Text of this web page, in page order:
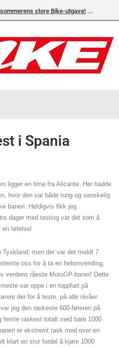
store Bike-utgave!
i Spania
ligger en time fra Alicante. Her hadde
hvor den var både tung og vanskelig
banen. Heldigvis fikk jeg
dager med testing var det som å
en følelse!
men der var det meldt 7
oss for å ta en helomvending,
verdens råeste MotoGP-baner! Dette
var oppe i en toppfart på
der for å teste, på alle nivåer.
jeg den raskeste 600-føreren på
femte raskest totalt med bare 1000
er ekstremt rask med over en
klart en stor fordel å kjøre 1000